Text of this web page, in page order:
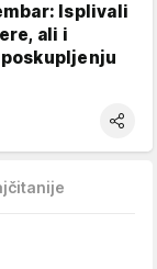
Isplivali
ali i